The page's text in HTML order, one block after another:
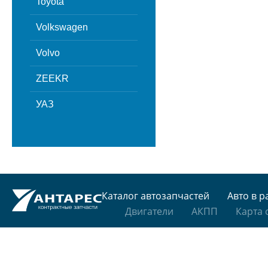
Volkswagen
Volvo
ZEEKR
УАЗ
Каталог автозапчастей
Авто в
Двигатели
АКПП Карта